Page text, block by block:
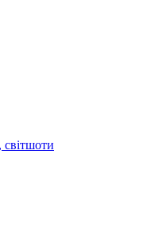
світшоти